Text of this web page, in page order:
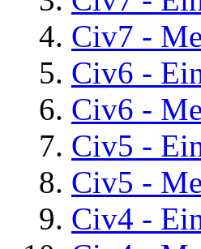
Civ7 -
Civ6 -
Civ6 -
Civ5 -
Civ5 -
Civ4 -